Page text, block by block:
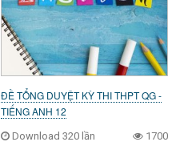
ĐỀ TỔNG DUYỆT KỲ THI THPT QG -
TIẾNG ANH 12
Download 320 lần 1700